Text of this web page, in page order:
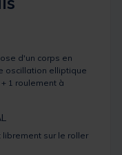
d'un corps en
oscillation elliptique
1 roulement à
sur le roller